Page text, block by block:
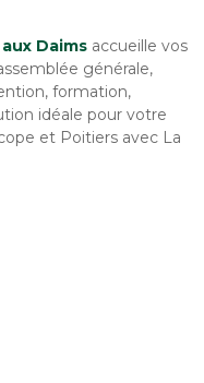
Daims accueille vos
générale,
formation,
idéale pour votre
et Poitiers avec La